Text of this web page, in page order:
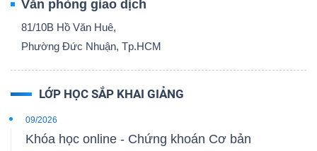
Văn phòng giao dịch
81/10B Hồ Văn Huê,
Phường Đức Nhuận, Tp.HCM
LỚP HỌC SẮP KHAI GIẢNG
09/2026
Khóa học online - Chứng khoán Cơ bản